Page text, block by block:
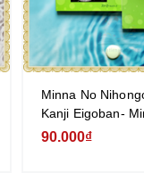
Minna No
Kanji Eigoban-
Nihongo Sơ cấp 2
90.000₫